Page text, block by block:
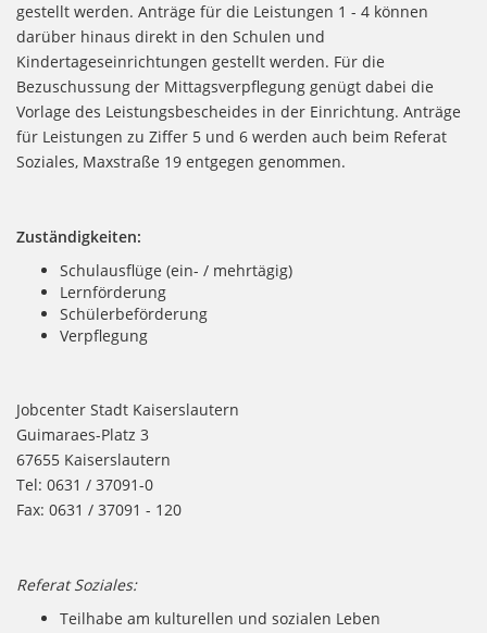
gestellt werden. Anträge für die Leistungen 1 - 4 können
darüber hinaus direkt in den Schulen und
Kindertageseinrichtungen gestellt werden. Für die
Bezuschussung der Mittagsverpflegung genügt dabei die
Vorlage des Leistungsbescheides in der Einrichtung. Anträge
für Leistungen zu Ziffer 5 und 6 werden auch beim Referat
Soziales, Maxstraße 19 entgegen genommen.
Zuständigkeiten:
Schulausflüge (ein- / mehrtägig)
Lernförderung
Schülerbeförderung
Verpflegung
Jobcenter Stadt Kaiserslautern
Guimaraes-Platz 3
67655 Kaiserslautern
Tel: 0631 / 37091-0
Fax: 0631 / 37091 - 120
Referat Soziales:
Teilhabe am kulturellen und sozialen Leben